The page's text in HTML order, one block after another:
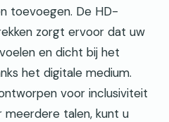
toevoegen. De HD-
zorgt ervoor dat uw
en dicht bij het
het digitale medium.
voor inclusiviteit
talen, kunt u